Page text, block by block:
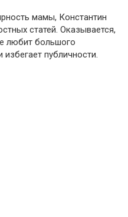
мамы, Константин
статей. Оказывается,
любит большого
публичности.